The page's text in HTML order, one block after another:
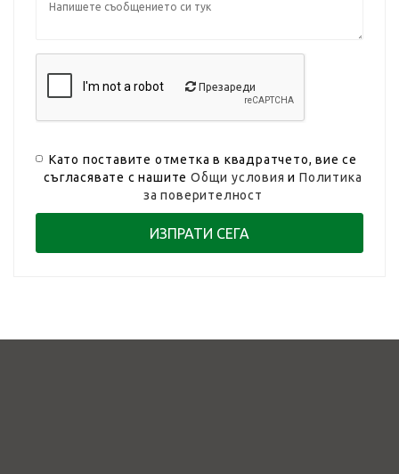
Презареди
Като поставите отметка в квадратчето, вие се
съгласявате с нашитеОбщи условия иПолитика
за поверителност